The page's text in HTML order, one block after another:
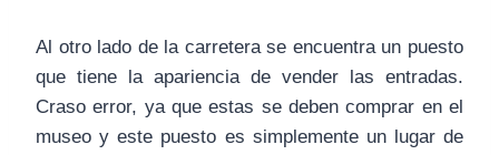
Al otro lado de la carretera se encuentra un puesto
que tiene la apariencia de vender las entradas.
Craso error, ya que estas se deben comprar en el
museo y este puesto es simplemente un lugar de